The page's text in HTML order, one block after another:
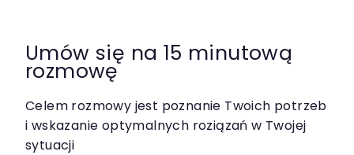
Umów się na 15 minutową
rozmowę
Celem rozmowy jest poznanie Twoich potrzeb
i wskazanie optymalnych roziązań w Twojej
sytuacji